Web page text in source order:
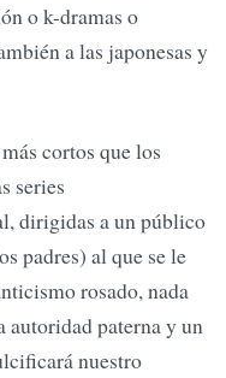
o k-dramas o
a las japonesas y
cortos que los
series
dirigidas a un público
padres) al que se le
rosado, nada
autoridad paterna y un
nuestro